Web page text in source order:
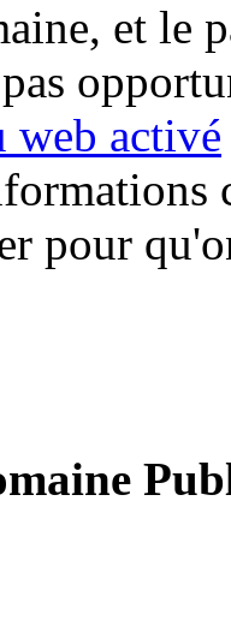
et le
web activé
pour